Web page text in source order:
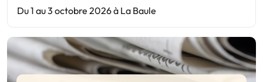
Du 1 au 3 octobre 2026 à La Baule